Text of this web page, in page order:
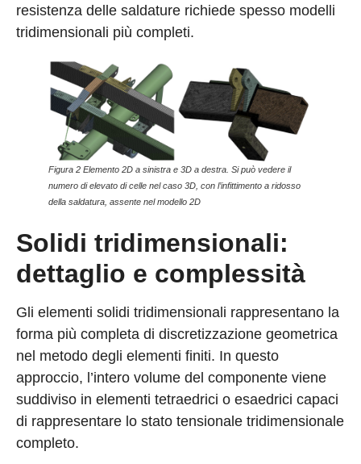
resistenza delle saldature richiede spesso modelli
tridimensionali più completi.
Figura 2 Elemento 2D a sinistra e 3D a destra. Si può vedere il
numero di elevato di celle nel caso 3D, con l’infittimento a ridosso
della saldatura, assente nel modello 2D
Solidi tridimensionali:
dettaglio e complessità
Gli elementi solidi tridimensionali rappresentano la
forma più completa di discretizzazione geometrica
nel metodo degli elementi finiti. In questo
approccio, l’intero volume del componente viene
suddiviso in elementi tetraedrici o esaedrici capaci
di rappresentare lo stato tensionale tridimensionale
completo.